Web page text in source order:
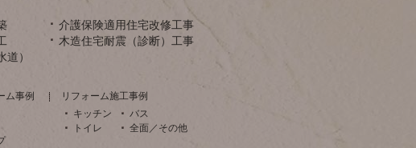
介護保険適用住宅改修工事
木造住宅耐震（診断）工事
）
ム事例
リフォーム施工事例
キッチン
バス
トイレ
全面／その他